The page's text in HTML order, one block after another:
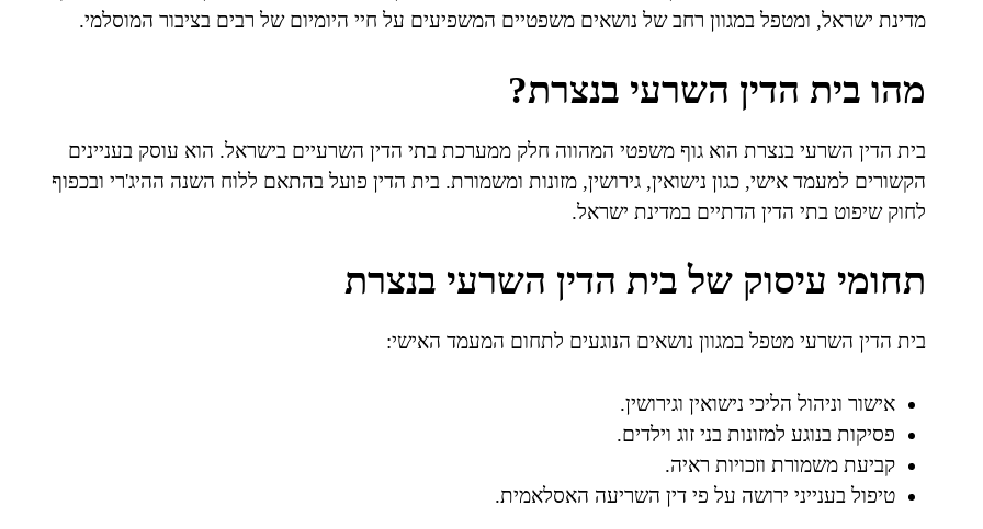
מדינת ישראל, ומטפל במגוון רחב של נושאים משפטיים המשפיעים על חיי היומיום של רבים בציבור המוסלמי.
מהו בית הדין השרעי בנצרת?
בית הדין השרעי בנצרת הוא גוף משפטי המהווה חלק ממערכת בתי הדין השרעיים בישראל. הוא עוסק בעניינים
הקשורים למעמד אישי, כגון נישואין, גירושין, מזונות ומשמורת. בית הדין פועל בהתאם ללוח השנה ההיג'רי ובכפוף
לחוק שיפוט בתי הדין הדתיים במדינת ישראל.
תחומי עיסוק של בית הדין השרעי בנצרת
בית הדין השרעי מטפל במגוון נושאים הנוגעים לתחום המעמד האישי:
אישור וניהול הליכי נישואין וגירושין.
פסיקות בנוגע למזונות בני זוג וילדים.
קביעת משמורת וזכויות ראיה.
טיפול בענייני ירושה על פי דין השריעה האסלאמית.